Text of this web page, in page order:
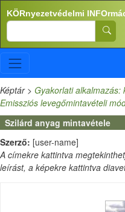
Ugrás a tartalomra
KÖRnyezetvédelmi
Search
Képtár> Gyakorlati
Emissziós levegőmintavételi
Szilárd anyag mintavétele
Szerző: [user-name]
A címekre kattintva
leírást, a képekre kattintva